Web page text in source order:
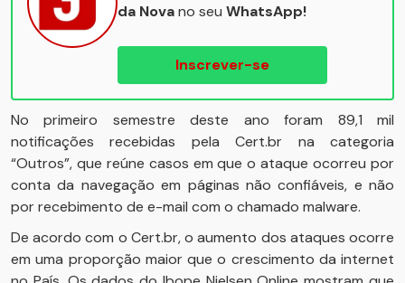
da Novano seu WhatsApp!
Inscrever-se
No primeiro semestre deste ano foram 89,1 mil
notificações recebidas pela Cert.br na categoria
“Outros”, que reúne casos em que o ataque ocorreu por
conta da navegação em páginas não confiáveis, e não
por recebimento de e-mail com o chamado malware.
De acordo com o Cert.br, o aumento dos ataques ocorre
em uma proporção maior que o crescimento da internet